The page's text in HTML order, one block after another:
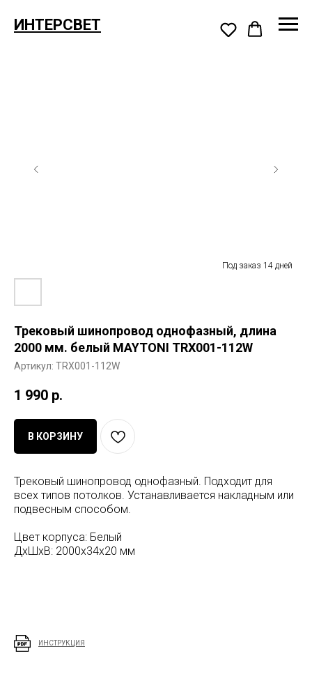
ИНТЕРСВЕТ
Трековый шинопровод однофазный, длина
2000 мм. белый MAYTONI TRX001-112W
Артикул: TRX001-112W
1 990 р.
В КОРЗИНУ
Трековый шинопровод однофазный. Подходит для
всех типов потолков. Устанавливается накладным или
подвесным способом.
Цвет корпуса: Белый
ДxШxВ: 2000x34x20 мм
ИНСТРУКЦИЯ